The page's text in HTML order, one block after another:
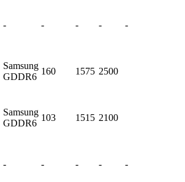
- - - - -
Samsung
GDDR6
160 1575 2500
Samsung
GDDR6
103 1515 2100
- - - - -